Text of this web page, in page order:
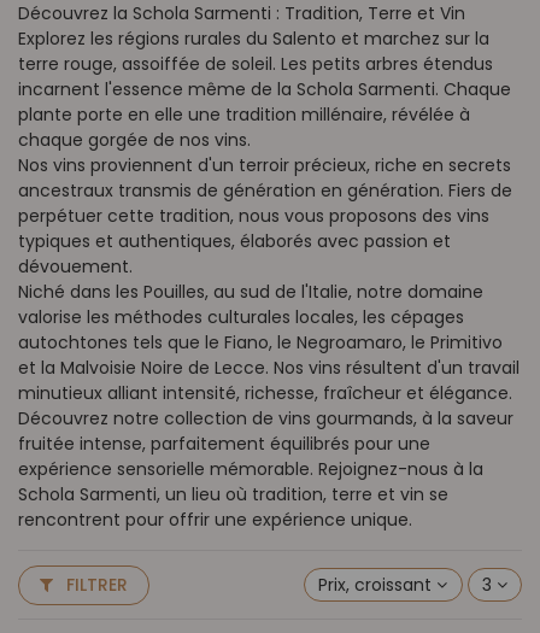
Découvrez la Schola Sarmenti : Tradition, Terre et Vin
Explorez les régions rurales du Salento et marchez sur la
terre rouge, assoiffée de soleil. Les petits arbres étendus
incarnent l'essence même de la Schola Sarmenti. Chaque
plante porte en elle une tradition millénaire, révélée à
chaque gorgée de nos vins.
Nos vins proviennent d'un terroir précieux, riche en secrets
ancestraux transmis de génération en génération. Fiers de
perpétuer cette tradition, nous vous proposons des vins
typiques et authentiques, élaborés avec passion et
dévouement.
Niché dans les Pouilles, au sud de l'Italie, notre domaine
valorise les méthodes culturales locales, les cépages
autochtones tels que le Fiano, le Negroamaro, le Primitivo
et la Malvoisie Noire de Lecce. Nos vins résultent d'un travail
minutieux alliant intensité, richesse, fraîcheur et élégance.
Découvrez notre collection de vins gourmands, à la saveur
fruitée intense, parfaitement équilibrés pour une
expérience sensorielle mémorable. Rejoignez-nous à la
Schola Sarmenti, un lieu où tradition, terre et vin se
rencontrent pour offrir une expérience unique.
FILTRER Prix, croissant 3